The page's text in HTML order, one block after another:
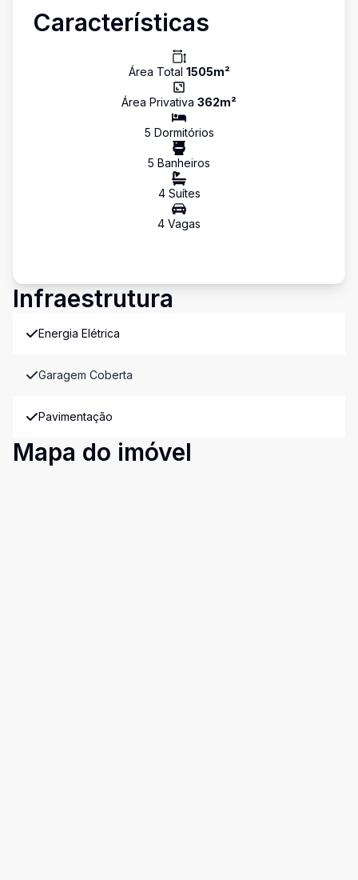
Características
Área Total 1505m²
Área Privativa 362m²
5 Dormitórios
5 Banheiros
4Suítes
4 Vagas
Infraestrutura
Energia Elétrica
Garagem Coberta
Pavimentação
Mapa do imóvel